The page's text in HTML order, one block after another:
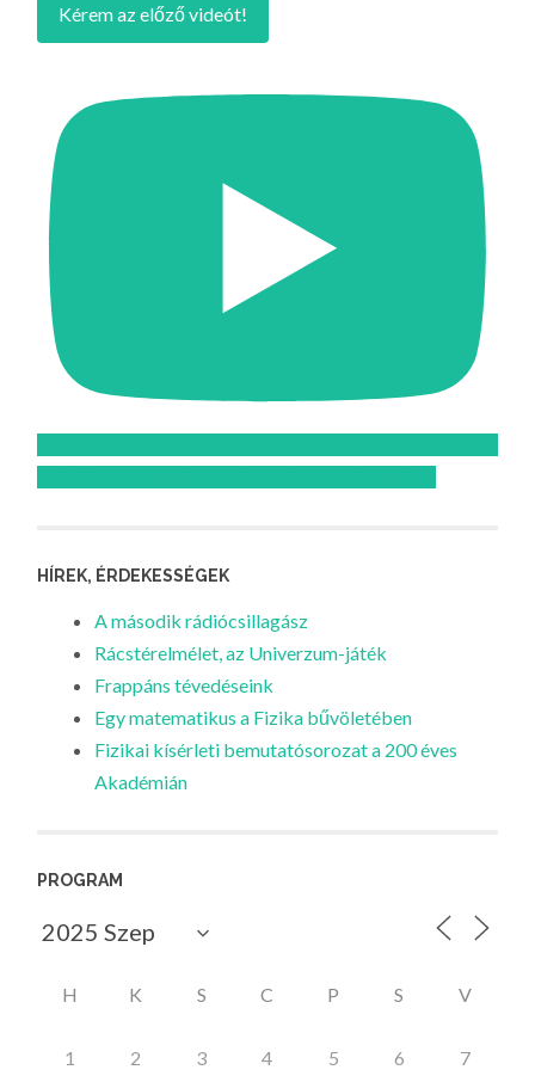
Kérem az előző videót!
HÍREK, ÉRDEKESSÉGEK
A második rádiócsillagász
Rácstérelmélet, az Univerzum-játék
Frappáns tévedéseink
Egy matematikus a Fizika bűvöletében
Fizikai kísérleti bemutatósorozat a 200 éves
Akadémián
PROGRAM
H K S C P S V
1 2 3 4 5 6 7